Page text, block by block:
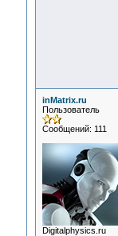
inMatrix.ru
Пользователь
Сообщений: 111
Digitalphysics.ru